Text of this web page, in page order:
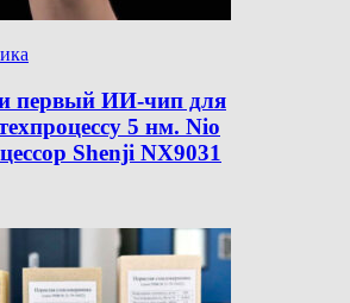
первый ИИ-чип для
5 нм. Nio
Shenji NX9031